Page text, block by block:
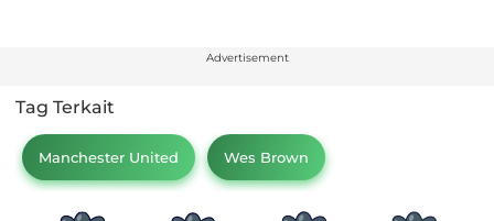
Advertisement
Tag Terkait
Manchester United Wes Brown